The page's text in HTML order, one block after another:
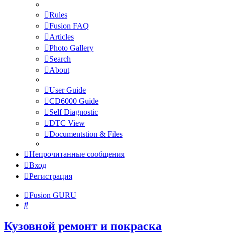
Rules
Fusion FAQ
Articles
Photo Gallery
Search
About
User Guide
CD6000 Guide
Self Diagnostic
DTC View
Documentstion & Files
Непрочитанные сообщения
Вход
Регистрация
Fusion GURU
Поиск
Кузовной ремонт и покраска